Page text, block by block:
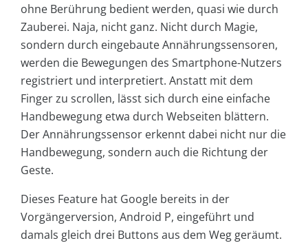
ohne Berührung bedient werden, quasi wie durch
Zauberei. Naja, nicht ganz. Nicht durch Magie,
sondern durch eingebaute Annährungssensoren,
werden die Bewegungen des Smartphone-Nutzers
registriert und interpretiert. Anstatt mit dem
Finger zu scrollen, lässt sich durch eine einfache
Handbewegung etwa durch Webseiten blättern.
Der Annährungssensor erkennt dabei nicht nur die
Handbewegung, sondern auch die Richtung der
Geste.
Dieses Feature hat Google bereits in der
Vorgängerversion, Android P, eingeführt und
damals gleich drei Buttons aus dem Weg geräumt.